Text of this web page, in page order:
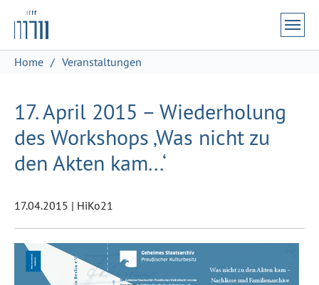
Zum Hauptinhalt springen
Skip to page footer
Sie sind hier:
Home Veranstaltungen
17. April 2015 – Wiederholung
des Workshops ‚Was nicht zu
den Akten kam...‘
17.04.2015 | HiKo21